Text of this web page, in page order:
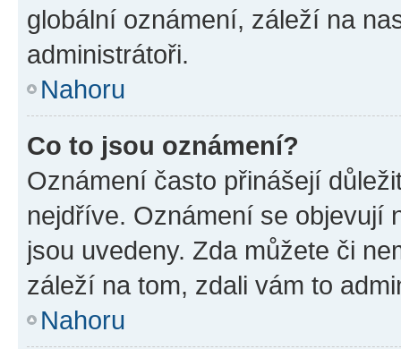
globální oznámení, záleží na
administrátoři.
Nahoru
Co to jsou oznámení?
Oznámení často přinášejí
nejdříve. Oznámení se objevují
jsou uvedeny. Zda můžete či
záleží na tom, zdali vám to
Nahoru